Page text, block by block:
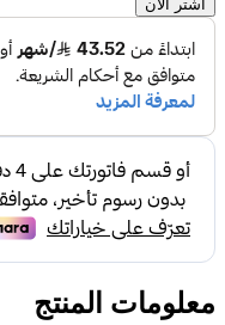
اشتر الآن
معلومات المنتج